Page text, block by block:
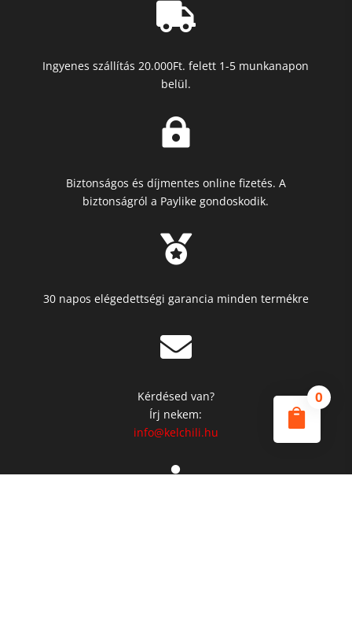

0

Ingyenes szállítás 20.000Ft. felett 1-5 munkanapon
belül.

Biztonságos és díjmentes online fizetés. A
biztonságról a Paylike gondoskodik.

30 napos elégedettségi garancia minden termékre

Kérdésed van?
Írj nekem:
info@kelchili.hu
